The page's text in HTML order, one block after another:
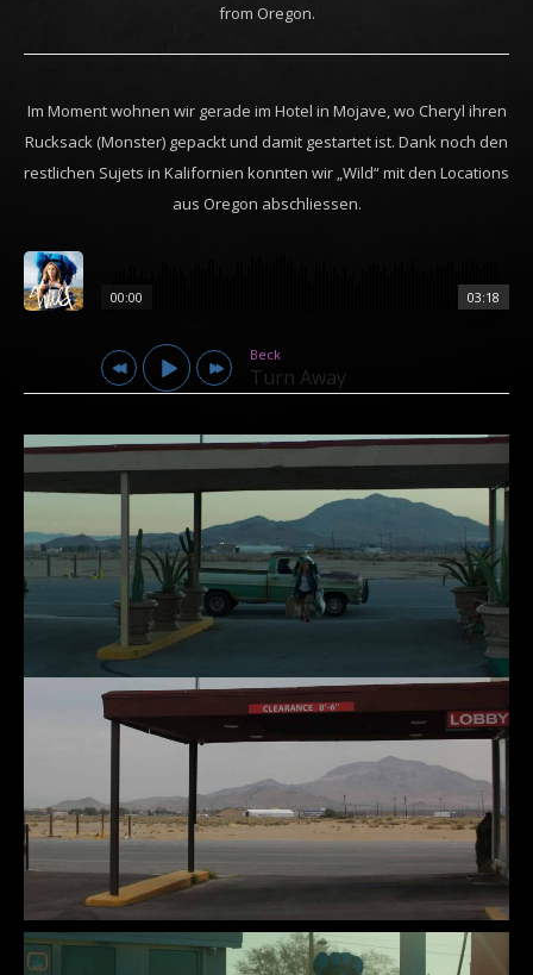
from Oregon.
Im Moment wohnen wir gerade im Hotel in Mojave, wo Cheryl ihren
Rucksack (Monster) gepackt und damit gestartet ist. Dank noch den
restlichen Sujets in Kalifornien konnten wir „Wild“ mit den Locations
aus Oregon abschliessen.
03:18
00:00
Beck
Turn Away
BeckTurn Away
Walk Unafraid